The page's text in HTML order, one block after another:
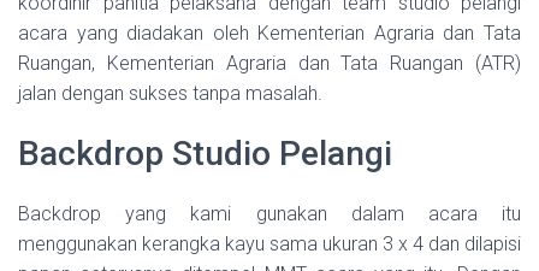
acara yang diadakan oleh Kementerian Agraria dan Tata
Ruangan, Kementerian Agraria dan Tata Ruangan (ATR)
jalan dengan sukses tanpa masalah.
Backdrop Studio Pelangi
Backdrop yang kami gunakan dalam acara itu
menggunakan kerangka kayu sama ukuran 3 x 4 dan dilapisi